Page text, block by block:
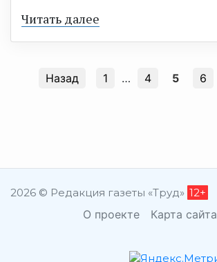
Читать далее
Назад 1 … 4 5 6
2026 © Редакция газеты «Труд» 12+
О проекте Карта сайта